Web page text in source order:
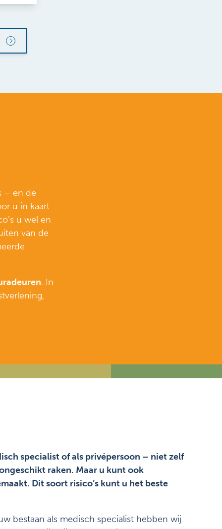
– en de
u in kaart.
u wel en
van de
. In
specialist of als privépersoon – niet zelf
raken. Maar u kunt ook
Dit soort risico’s kunt u het beste
bestaan als medisch specialist hebben wij